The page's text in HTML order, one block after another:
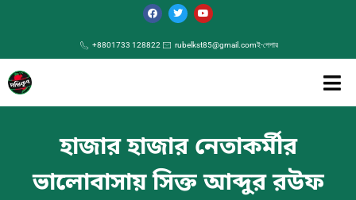
+8801733 128822 rubelkst85@gmail.comই-পেপার
হাজার হাজার নেতাকর্মীর
ভালোবাসায় সিক্ত আব্দুর রউফ